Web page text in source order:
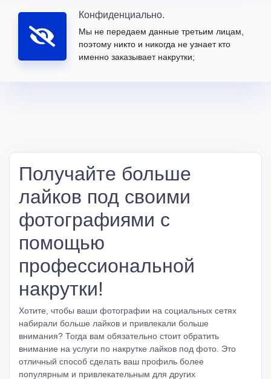
Конфиденциально.
Мы не передаем данные третьим лицам,
поэтому никто и никогда не узнает кто
именно заказывает накрутки;
Получайте больше
лайков под своими
фотографиями с
помощью
профессиональной
накрутки!
Хотите, чтобы ваши фотографии на социальных сетях
набирали больше лайков и привлекали больше
внимания? Тогда вам обязательно стоит обратить
внимание на услуги по накрутке лайков под фото. Это
отличный способ сделать ваш профиль более
популярным и привлекательным для других